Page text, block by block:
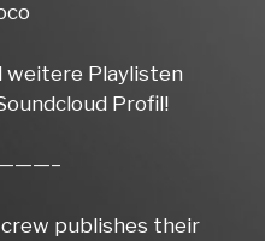
weitere Playlisten
Profil!
publishes their